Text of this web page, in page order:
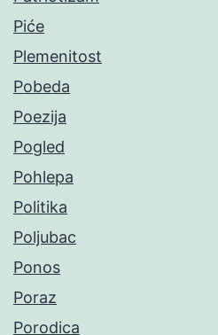
Piće
Plemenitost
Pobeda
Poezija
Pogled
Pohlepa
Politika
Poljubac
Ponos
Poraz
Porodica